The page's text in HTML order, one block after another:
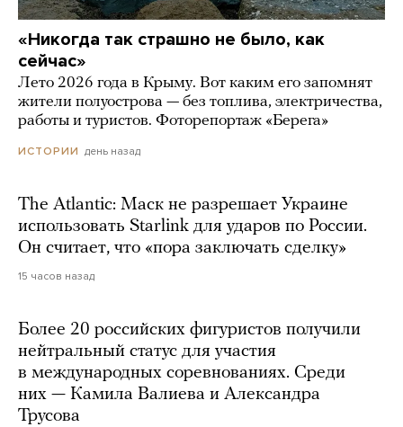
«Никогда так страшно не было, как
сейчас»
Лето 2026 года в Крыму. Вот каким его запомнят
жители полуострова — без топлива, электричества,
работы и туристов. Фоторепортаж «Берега»
ИСТОРИИ день назад
The Atlantic: Маск не разрешает Украине
использовать Starlink для ударов по России.
Он считает, что «пора заключать сделку»
15 часов назад
Более 20 российских фигуристов получили
нейтральный статус для участия
в международных соревнованиях. Среди
них — Камила Валиева и Александра
Трусова